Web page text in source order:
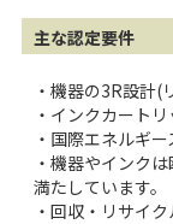
主な認定要件
・機器の3R設計(
・インクカート
・国際エネルギ
・機器やインク
満たしています。
・回収・リサイ